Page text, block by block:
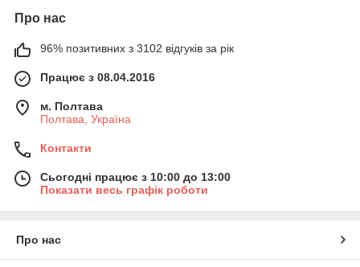
Про нас
96% позитивних з 3102 відгуків за рік
Працює з 08.04.2016
м. Полтава
Полтава, Україна
Контакти
Сьогодні працює з 10:00 до 13:00
Показати весь графік роботи
Про нас